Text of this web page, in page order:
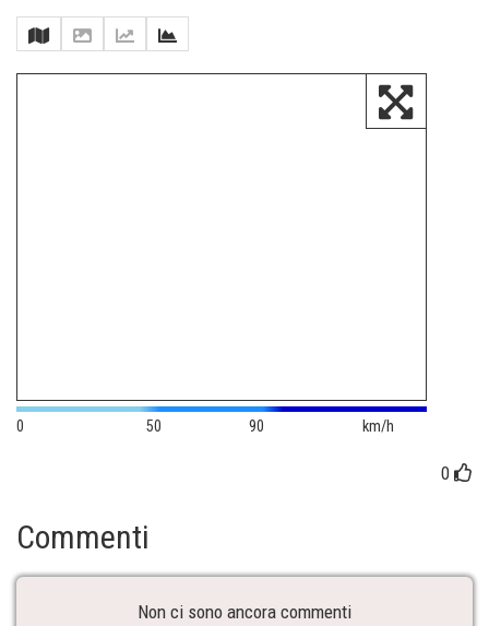
0 50 90 km/h
0
Commenti
Non ci sono ancora commenti